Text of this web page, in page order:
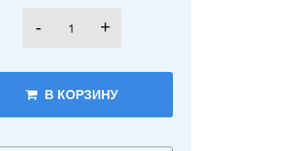
- +
В КОРЗИНУ